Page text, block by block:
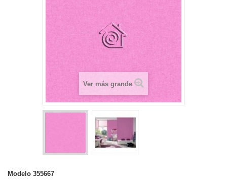
Ver más grande
Modelo 355667